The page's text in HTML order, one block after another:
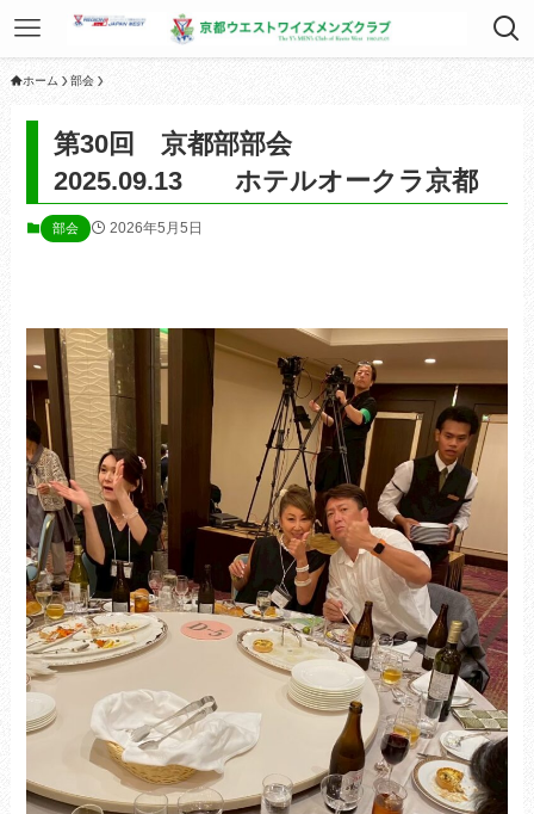
ホーム 部会
第30回 京都部部会
2025.09.13 ホテルオークラ京都
部会 2026年5月5日